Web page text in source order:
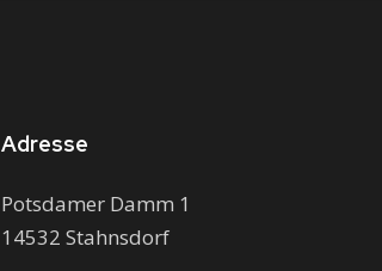
Adresse
Potsdamer Damm 1
14532 Stahnsdorf